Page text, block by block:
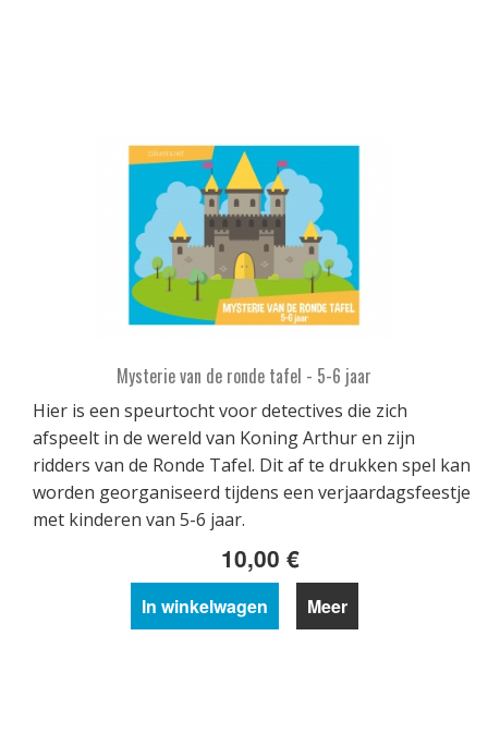
Mysterie van de ronde tafel - 5-6 jaar
Hier is een speurtocht voor detectives die zich
afspeelt in de wereld van Koning Arthur en zijn
ridders van de Ronde Tafel. Dit af te drukken spel kan
worden georganiseerd tijdens een verjaardagsfeestje
met kinderen van 5-6 jaar.
10,00 €
In winkelwagen Meer